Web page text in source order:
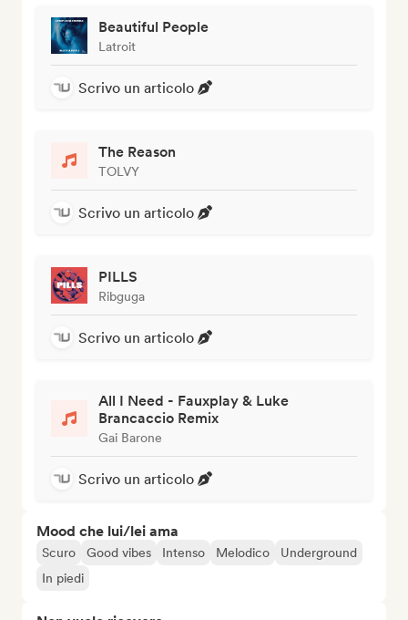
Beautiful People
Latroit
Scrivo un articolo
The Reason
TOLVY
Scrivo un articolo
PILLS
Ribguga
Scrivo un articolo
All I Need - Fauxplay & Luke
Brancaccio Remix
Gai Barone
Scrivo un articolo
Mood che lui/lei ama
Scuro Good vibes Intenso Melodico
Underground
In piedi